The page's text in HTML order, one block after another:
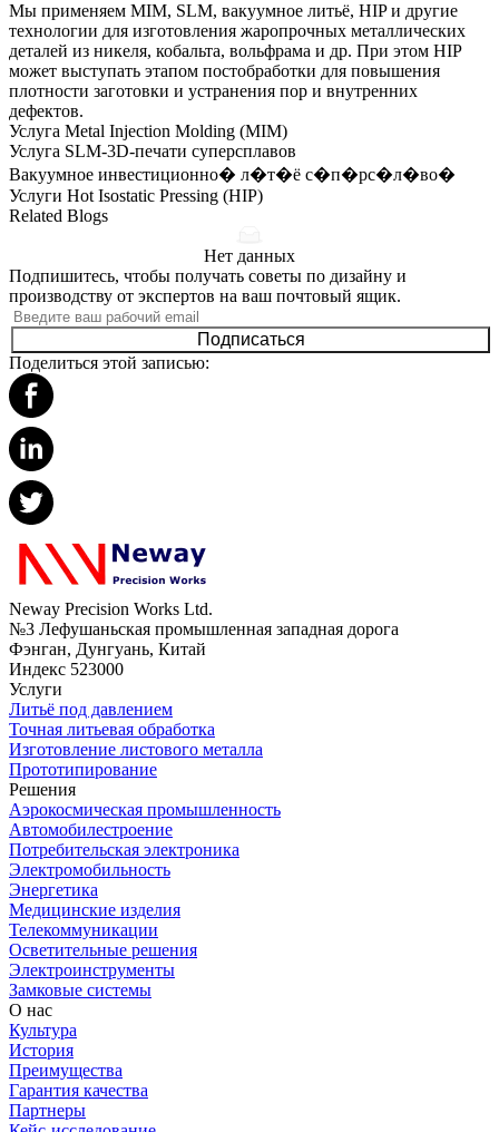
Мы применяем MIM, SLM, вакуумное литьё, HIP и другие
технологии для изготовления жаропрочных металлических
деталей из никеля, кобальта, вольфрама и др. При этом HIP
может выступать этапом постобработки для повышения
плотности заготовки и устранения пор и внутренних
дефектов.
Услуга Metal Injection Molding (MIM)
Услуга SLM-3D-печати суперсплавов
Вакуумное инвестиционно� л�т�ё с�п�рс�л�во�
Услуги Hot Isostatic Pressing (HIP)
Related Blogs
Нет данных
Подпишитесь, чтобы получать советы по дизайну и
производству от экспертов на ваш почтовый ящик.
Подписаться
Поделиться этой записью:
Neway Precision Works Ltd.
№3 Лефушаньская промышленная западная дорога
Фэнган, Дунгуань, Китай
Индекс 523000
Услуги
Литьё под давлением
Точная литьевая обработка
Изготовление листового металла
Прототипирование
Решения
Аэрокосмическая промышленность
Автомобилестроение
Потребительская электроника
Электромобильность
Энергетика
Медицинские изделия
Телекоммуникации
Осветительные решения
Электроинструменты
Замковые системы
О нас
Культура
История
Преимущества
Гарантия качества
Партнеры